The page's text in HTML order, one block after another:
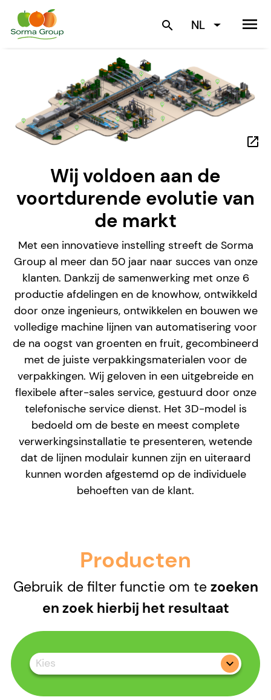
search NL menu
open_in_new
Wij voldoen aan de
voortdurende evolutie van
de markt
Met een innovatieve instelling streeft de Sorma
Group al meer dan 50 jaar naar succes van onze
klanten. Dankzij de samenwerking met onze 6
productie afdelingen en de knowhow, ontwikkeld
door onze ingenieurs, ontwikkelen en bouwen we
volledige machine lijnen van automatisering voor
de na oogst van groenten en fruit, gecombineerd
met de juiste verpakkingsmaterialen voor de
verpakkingen. Wij geloven in een uitgebreide en
flexibele after-sales service, gestuurd door onze
telefonische service dienst. Het 3D-model is
bedoeld om de beste en meest complete
verwerkingsinstallatie te presenteren, wetende
dat de lijnen modulair kunnen zijn en uiteraard
kunnen worden afgestemd op de individuele
behoeften van de klant.
Producten
Gebruik de filter functie om te zoeken
en zoek hierbij het resultaat
Kies